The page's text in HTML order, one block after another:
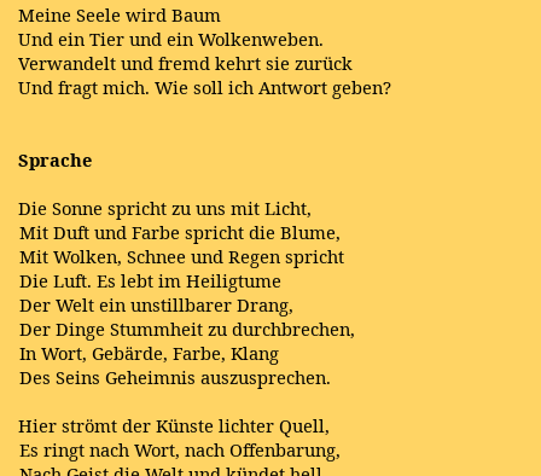
Meine Seele wird Baum
Und ein Tier und ein Wolkenweben.
Verwandelt und fremd kehrt sie zurück
Und fragt mich. Wie soll ich Antwort geben?
Sprache
Die Sonne spricht zu uns mit Licht,
Mit Duft und Farbe spricht die Blume,
Mit Wolken, Schnee und Regen spricht
Die Luft. Es lebt im Heiligtume
Der Welt ein unstillbarer Drang,
Der Dinge Stummheit zu durchbrechen,
In Wort, Gebärde, Farbe, Klang
Des Seins Geheimnis auszusprechen.
Hier strömt der Künste lichter Quell,
Es ringt nach Wort, nach Offenbarung,